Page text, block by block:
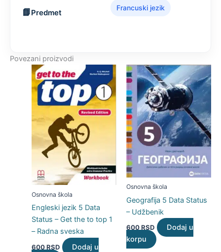
Predmet
Francuski jezik
Povezani proizvodi
Osnovna škola
Engleski jezik 5 Data
Status – Get the to top 1
– Radna sveska
600RSD
Dodaj u
Osnovna škola
Geografija 5 Data Status
– Udžbenik
600RSD
Dodaj u
korpu